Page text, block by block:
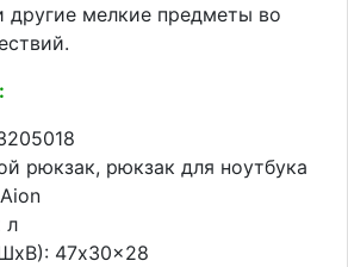
другие мелкие предметы во
рюкзак, рюкзак для ноутбука
л
47x30x28